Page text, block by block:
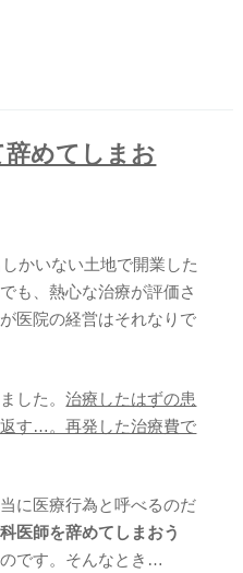
めてしまお
かいない土地で開業した
も、熱心な治療が評価さ
医院の経営はそれなりで
した。治療したはずの患
す…。再発した治療費で
に医療行為と呼べるのだ
科医師を辞めてしまおう
です。そんなとき…